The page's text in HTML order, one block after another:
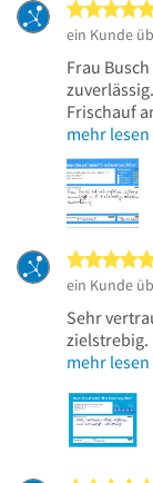
ein Kunde
Frau
Frischauf
mehr
ein Kunde
Sehr
zielstrebig.
mehr